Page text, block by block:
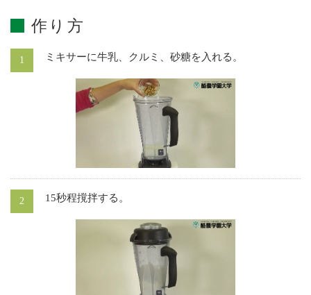
作り方
ミキサーに牛乳、クルミ、砂糖を入れる。
15秒程撹拌する。